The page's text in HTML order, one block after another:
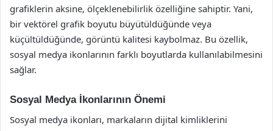
grafiklerin aksine, ölçeklenebilirlik özelliğine sahiptir. Yani,
bir vektörel grafik boyutu büyütüldüğünde veya
küçültüldüğünde, görüntü kalitesi kaybolmaz. Bu özellik,
sosyal medya ikonlarının farklı boyutlarda kullanılabilmesini
sağlar.
Sosyal Medya İkonlarının Önemi
Sosyal medya ikonları, markaların dijital kimliklerini